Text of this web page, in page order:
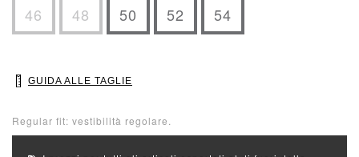
46 48 50 52 54
GUIDA ALLE TAGLIE
Regular fit: vestibilità regolare.